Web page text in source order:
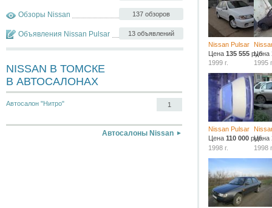
137 обзоров
Обзоры Nissan
13 объявлений
Объявления Nissan Pulsar
NISSAN В ТОМСКЕ
В АВТОСАЛОНАХ
Автосалон "Нитро" 1
Автосалоны Nissan
Nissan Pulsar
Цена 135 555 руб.
1999 г.
Цена
1995
Nissan Pulsar
Цена 110 000 руб.
1998 г.
Цена
1998